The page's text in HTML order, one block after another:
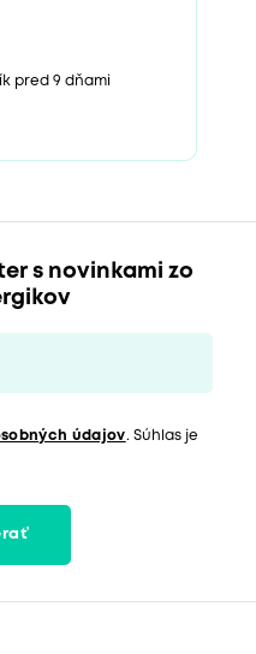
pred 9 dňami
s novinkami zo
údajov. Súhlas je